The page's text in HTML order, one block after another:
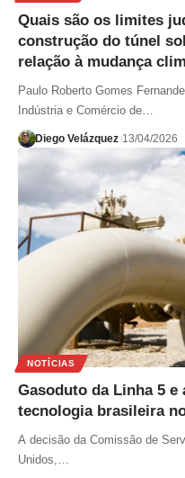
Quais são os limites
construção do túnel
relação à mudança
Paulo Roberto Gomes
Indústria e Comércio de…
Diego Velázquez 13/04/2026
NOTÍCIAS
Gasoduto da Linha 5 e
tecnologia brasileira
A decisão da Comissão de
Unidos,…